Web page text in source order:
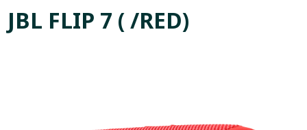
JBL FLIP 7 ( /RED)